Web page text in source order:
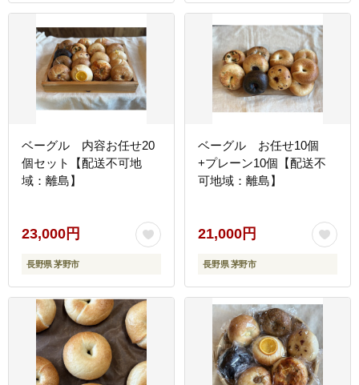
ベーグル 内容お任せ20
個セット【配送不可地
域：離島】
23,000円
長野県 茅野市
ベーグル お任せ10個
+プレーン10個【配送不
可地域：離島】
21,000円
長野県 茅野市